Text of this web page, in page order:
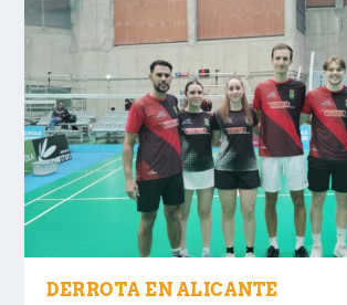
DERROTA EN ALICANTE